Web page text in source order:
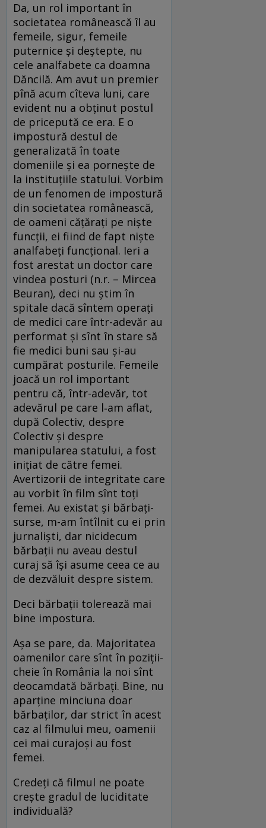
Da, un rol important în
societatea românească îl au
femeile, sigur, femeile
puternice și deștepte, nu
cele analfabete ca doamna
Dăncilă. Am avut un premier
pînă acum cîteva luni, care
evident nu a obținut postul
de pricepută ce era. E o
impostură destul de
generalizată în toate
domeniile și ea pornește de
la instituțiile statului. Vorbim
de un fenomen de impostură
din societatea românească,
de oameni cățărați pe niște
funcții, ei fiind de fapt niște
analfabeți funcțional. Ieri a
fost arestat un doctor care
vindea posturi (n.r. – Mircea
Beuran), deci nu știm în
spitale dacă sîntem operați
de medici care într-adevăr au
performat și sînt în stare să
fie medici buni sau și-au
cumpărat posturile. Femeile
joacă un rol important
pentru că, într-adevăr, tot
adevărul pe care l‑am aflat,
după Colectiv, despre
Colectiv și despre
manipularea statului, a fost
inițiat de către femei.
Avertizorii de integritate care
au vorbit în film sînt toți
femei. Au existat și bărbați-
surse, m-am întîlnit cu ei prin
jurnaliști, dar nicidecum
bărbații nu aveau destul
curaj să își asume ceea ce au
de dezvăluit despre sistem.
Deci bărbații tolerează mai
bine impostura.
Așa se pare, da. Majoritatea
oamenilor care sînt în poziții-
cheie în România la noi sînt
deocamdată bărbați. Bine, nu
aparține minciuna doar
bărbaților, dar strict în acest
caz al filmului meu, oamenii
cei mai curajoși au fost
femei.
Credeți că filmul ne poate
crește gradul de luciditate
individuală?